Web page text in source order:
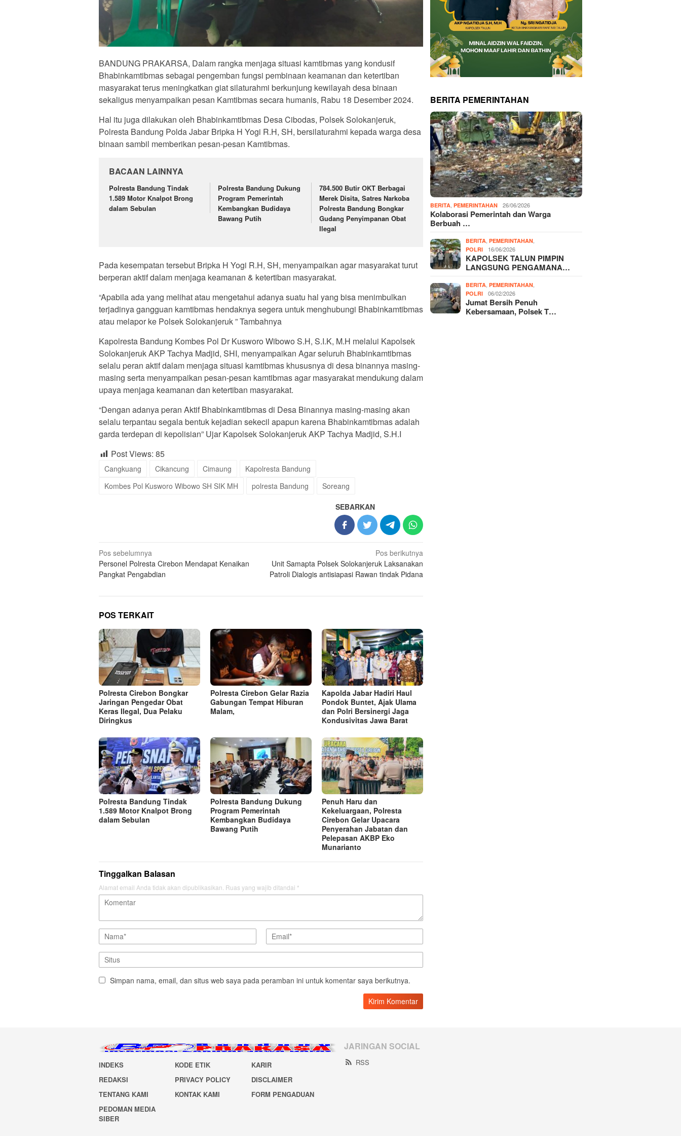
BANDUNG PRAKARSA, Dalam rangka menjaga situasi kamtibmas yang kondusif
Bhabinkamtibmas sebagai pengemban fungsi pembinaan keamanan dan ketertiban
masyarakat terus meningkatkan giat silaturahmi berkunjung kewilayah desa binaan
sekaligus menyampaikan pesan Kamtibmas secara humanis, Rabu 18 Desember 2024.
Hal itu juga dilakukan oleh Bhabinkamtibmas Desa Cibodas, Polsek Solokanjeruk,
Polresta Bandung Polda Jabar Bripka H Yogi R.H, SH, bersilaturahmi kepada warga desa
binaan sambil memberikan pesan-pesan Kamtibmas.
BACAAN LAINNYA
Polresta Bandung Tindak
1.589 Motor Knalpot Brong
dalam Sebulan
Polresta Bandung Dukung
Program Pemerintah
Kembangkan Budidaya
Bawang Putih
784.500 Butir OKT Berbagai
Merek Disita, Satres Narkoba
Polresta Bandung Bongkar
Gudang Penyimpanan Obat
Ilegal
Pada kesempatan tersebut Bripka H Yogi R.H, SH, menyampaikan agar masyarakat turut
berperan aktif dalam menjaga keamanan & ketertiban masyarakat.
“Apabila ada yang melihat atau mengetahui adanya suatu hal yang bisa menimbulkan
terjadinya gangguan kamtibmas hendaknya segera untuk menghubungi Bhabinkamtibmas
atau melapor ke Polsek Solokanjeruk ” Tambahnya
Kapolresta Bandung Kombes Pol Dr Kusworo Wibowo S.H, S.I.K, M.H melalui Kapolsek
Solokanjeruk AKP Tachya Madjid, SHI, menyampaikan Agar seluruh Bhabinkamtibmas
selalu peran aktif dalam menjaga situasi kamtibmas khususnya di desa binannya masing-
masing serta menyampaikan pesan-pesan kamtibmas agar masyarakat mendukung dalam
upaya menjaga keamanan dan ketertiban masyarakat.
“Dengan adanya peran Aktif Bhabinkamtibmas di Desa Binannya masing-masing akan
selalu terpantau segala bentuk kejadian sekecil apapun karena Bhabinkamtibmas adalah
garda terdepan di kepolisian” Ujar Kapolsek Solokanjeruk AKP Tachya Madjid, S.H.I
Post Views: 85
Cangkuang Cikancung Cimaung
Kapolresta Bandung
Kombes Pol Kusworo Wibowo SH SIK MH
polresta Bandung Soreang
SEBARKAN
Navigasi
pos
Pos sebelumnya
Personel Polresta Cirebon Mendapat Kenaikan
Pangkat Pengabdian
Pos berikutnya
Unit Samapta Polsek Solokanjeruk Laksanakan
Patroli Dialogis antisiapasi Rawan tindak Pidana
POS TERKAIT
Polresta Cirebon Bongkar
Jaringan Pengedar Obat
Keras Ilegal, Dua Pelaku
Diringkus
Polresta Cirebon Gelar Razia
Gabungan Tempat Hiburan
Malam,
Kapolda Jabar Hadiri Haul
Pondok Buntet, Ajak Ulama
dan Polri Bersinergi Jaga
Kondusivitas Jawa Barat
Polresta Bandung Tindak
1.589 Motor Knalpot Brong
dalam Sebulan
Polresta Bandung Dukung
Program Pemerintah
Kembangkan Budidaya
Bawang Putih
Penuh Haru dan
Kekeluargaan, Polresta
Cirebon Gelar Upacara
Penyerahan Jabatan dan
Pelepasan AKBP Eko
Munarianto
Tinggalkan Balasan
Alamat email Anda tidak akan dipublikasikan. Ruas yang wajib ditandai *
Simpan nama, email, dan situs web saya pada peramban ini untuk komentar saya berikutnya.
BERITA PEMERINTAHAN
BERITA,PEMERINTAHAN 26/06/2026
Kolaborasi Pemerintah dan Warga
Berbuah …
BERITA,PEMERINTAHAN,
POLRI 16/06/2026
KAPOLSEK TALUN PIMPIN
LANGSUNG PENGAMANA…
BERITA,PEMERINTAHAN,
POLRI 06/02/2026
Jumat Bersih Penuh
Kebersamaan, Polsek T…
INDEKS KODE ETIK
KARIR
REDAKSI
PRIVACY POLICY
DISCLAIMER
TENTANG KAMI
KONTAK KAMI
FORM PENGADUAN
PEDOMAN MEDIA
SIBER
JARINGAN SOCIAL
RSS